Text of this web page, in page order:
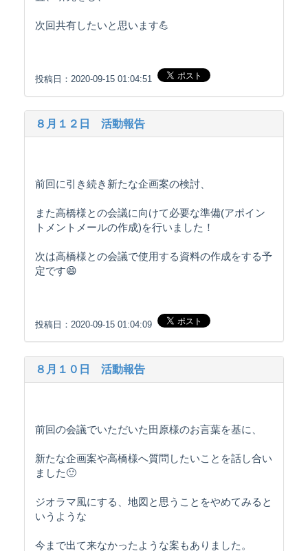
次回共有したいと思います💪
投稿日：2020-09-15 01:04:51
８月１２日 活動報告
前回に引き続き新たな企画案の検討、
また高橋様との会議に向けて必要な準備(アポイン
トメントメールの作成)を行いました！
次は高橋様との会議で使用する資料の作成をする予
定です😄
投稿日：2020-09-15 01:04:09
８月１０日 活動報告
前回の会議でいただいた田原様のお言葉を基に、
新たな企画案や高橋様へ質問したいことを話し合い
ました🙂
ジオラマ風にする、地図と思うことをやめてみると
いうような
今まで出て来なかったような案もありました。